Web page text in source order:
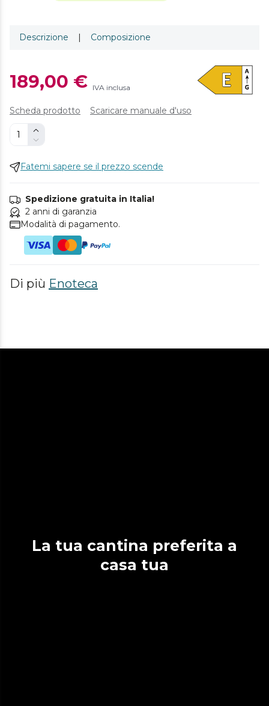
Descrizione | Composizione
189,00 € IVA inclusa
Scheda prodotto Scaricare manuale d'uso
Fatemi sapere se il prezzo scende
Spedizione gratuita in Italia!
2 anni di garanzia
Modalità di pagamento.
Di più Enoteca
La tua cantina preferita a
casa tua